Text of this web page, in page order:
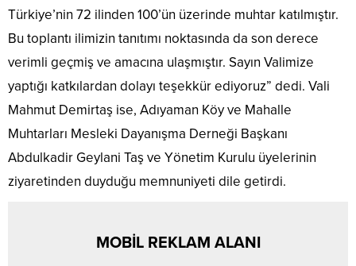
Türkiye’nin 72 ilinden 100’ün üzerinde muhtar katılmıştır.
Bu toplantı ilimizin tanıtımı noktasında da son derece
verimli geçmiş ve amacına ulaşmıştır. Sayın Valimize
yaptığı katkılardan dolayı teşekkür ediyoruz” dedi. Vali
Mahmut Demirtaş ise, Adıyaman Köy ve Mahalle
Muhtarları Mesleki Dayanışma Derneği Başkanı
Abdulkadir Geylani Taş ve Yönetim Kurulu üyelerinin
ziyaretinden duyduğu memnuniyeti dile getirdi.
MOBİL REKLAM ALANI